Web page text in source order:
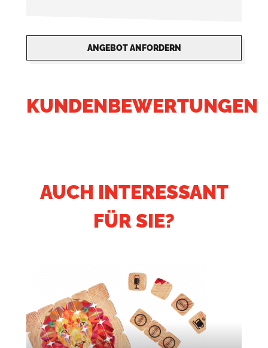
ANGEBOT ANFORDERN
KUNDENBEWERTUNGEN
AUCH INTERESSANT
FÜR SIE?